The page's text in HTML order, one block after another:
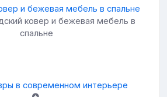
ковер и бежевая мебель в
спальне